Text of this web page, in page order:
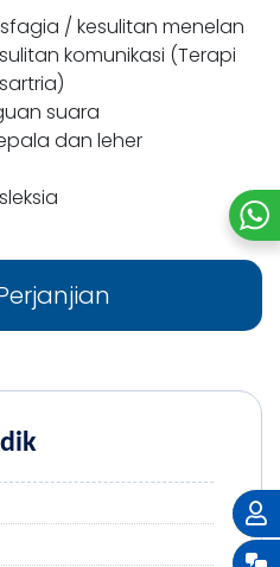
/ kesulitan menelan
komunikasi (Terapi
suara
dan leher